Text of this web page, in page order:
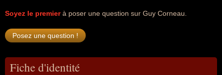
Soyez le premierà poser une question sur Guy Corneau.
Fiche d'identité